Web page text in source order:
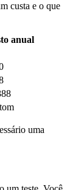
custa e o que
anual
uma